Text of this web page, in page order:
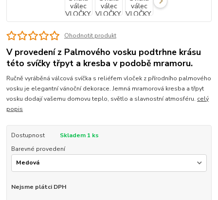
Ohodnotit produkt
V provedení z Palmového vosku podtrhne krásu
této svíčky třpyt a kresba v podobě mramoru.
Ručně vyráběná válcová svíčka s reliéfem vloček z přírodního palmového
vosku je elegantní vánoční dekorace. Jemná mramorová kresba a třpyt
vosku dodají vašemu domovu teplo, světlo a slavnostní atmosféru. celý
popis
Dostupnost
Skladem 1 ks
Barevné provedení
Nejsme plátci DPH